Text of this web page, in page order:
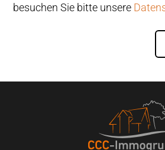
besuchen Sie bitte unsere